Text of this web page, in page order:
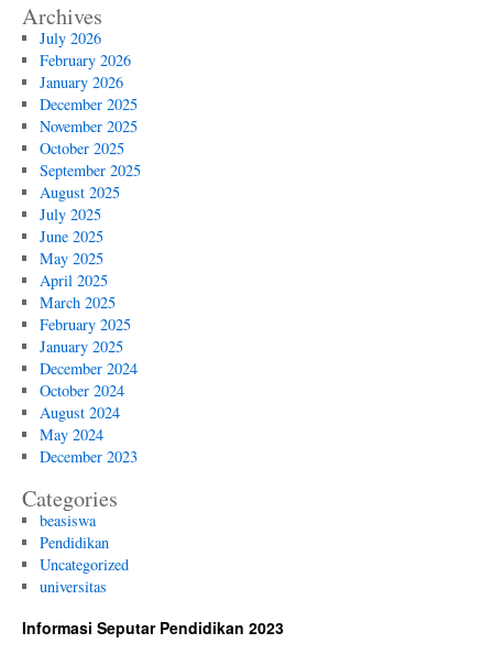
Archives
July 2026
February 2026
January 2026
December 2025
November 2025
October 2025
September 2025
August 2025
July 2025
June 2025
May 2025
April 2025
March 2025
February 2025
January 2025
December 2024
October 2024
August 2024
May 2024
December 2023
Categories
beasiswa
Pendidikan
Uncategorized
universitas
Informasi Seputar Pendidikan 2023